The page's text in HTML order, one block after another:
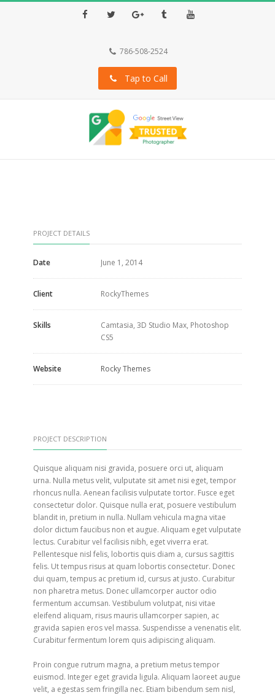
786-508-2524
Tap to Call
PROJECT DETAILS
Date June 1, 2014
Client RockyThemes
Skills
Camtasia, 3D Studio Max, Photoshop
CS5
Website Rocky Themes
PROJECT DESCRIPTION
Quisque aliquam nisi gravida, posuere orci ut, aliquam
urna. Nulla metus velit, vulputate sit amet nisi eget, tempor
rhoncus nulla. Aenean facilisis vulputate tortor. Fusce eget
consectetur dolor. Quisque nulla erat, posuere vestibulum
blandit in, pretium in nulla. Nullam vehicula magna vitae
dolor dictum faucibus non et augue. Aliquam eget vulputate
lectus. Curabitur vel facilisis nibh, eget viverra erat.
Pellentesque nisl felis, lobortis quis diam a, cursus sagittis
felis. Ut tempus risus at quam lobortis consectetur. Donec
dui quam, tempus ac pretium id, cursus at justo. Curabitur
non pharetra metus. Donec ullamcorper auctor odio
fermentum accumsan. Vestibulum volutpat, nisi vitae
eleifend aliquam, risus mauris ullamcorper sapien, ac
gravida sapien eros vel massa. Suspendisse a venenatis elit.
Curabitur fermentum lorem quis adipiscing aliquam.
Proin congue rutrum magna, a pretium metus tempor
euismod. Integer eget gravida ligula. Aliquam laoreet augue
velit, a egestas sem fringilla nec. Etiam bibendum sem nisl,